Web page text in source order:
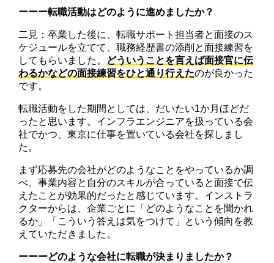
ーーー転職活動はどのように進めましたか？
二見：卒業した後に、転職サポート担当者と面接のス
ケジュールを立てて、職務経歴書の添削と面接練習を
してもらいました。 どういうことを言えば面接官に伝
わるかなどの面接練習をひと通り行えたのが良かった
です。
転職活動をした期間としては、だいたい1か月ほどだ
ったと思います。インフラエンジニアを扱っている会
社でかつ、東京に仕事を置いている会社を探しまし
た。
まず応募先の会社がどのようなことをやっているか調
べ、事業内容と自分のスキルが合っていると面接で伝
えたことが効果的だったと感じています。インストラ
クターからは、企業ごとに「どのようなことを聞かれ
るか」「こういう答えは気をつけて」という傾向を教
えていただきました。
ーーーどのような会社に転職が決まりましたか？